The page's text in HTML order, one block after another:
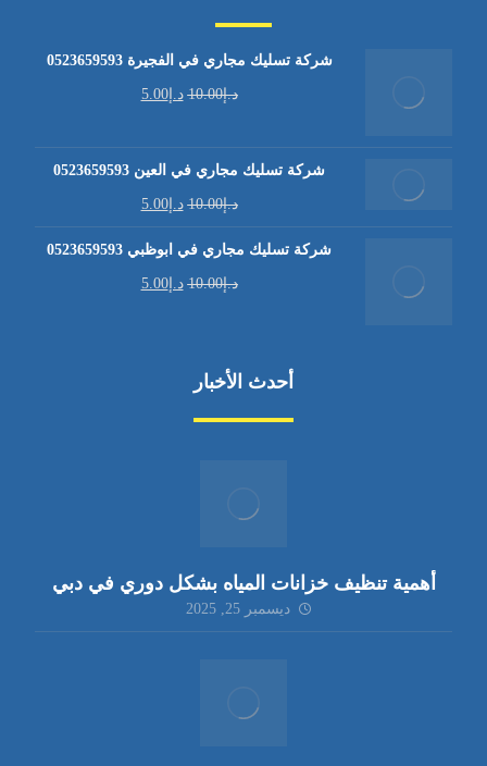
شركة تسليك مجاري في الفجيرة 0523659593
د.إ10.00 د.إ5.00
شركة تسليك مجاري في العين 0523659593
د.إ10.00 د.إ5.00
شركة تسليك مجاري في ابوظبي 0523659593
د.إ10.00 د.إ5.00
أحدث الأخبار
أهمية تنظيف خزانات المياه بشكل دوري في دبي
ديسمبر 25, 2025